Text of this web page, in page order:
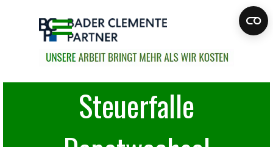
Menü überspringen
Steuerfalle